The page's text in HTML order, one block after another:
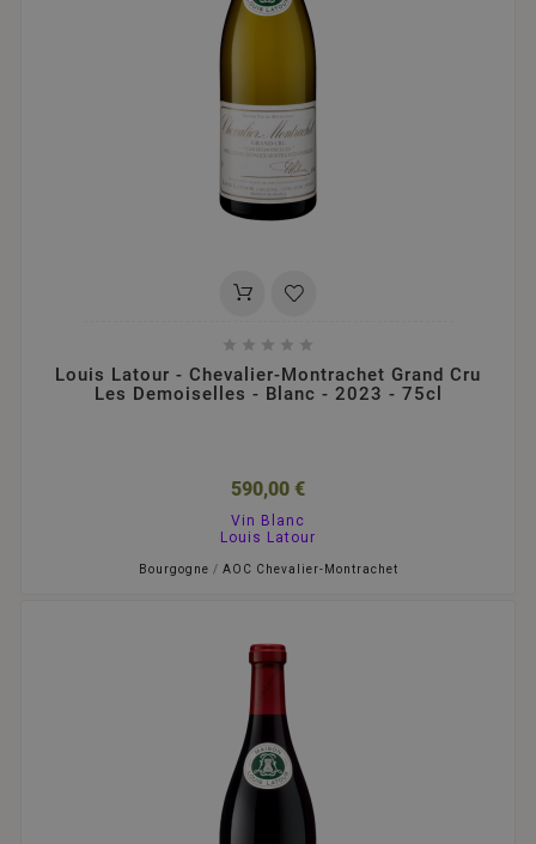
    
Louis Latour - Chevalier-Montrachet Grand Cru
Les Demoiselles - Blanc - 2023 - 75cl
590,00 €
Vin Blanc
Louis Latour
Bourgogne / AOC Chevalier-Montrachet